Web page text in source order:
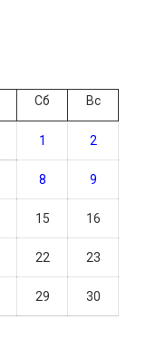
Сб Вс
1 2
8 9
15 16
22 23
29 30